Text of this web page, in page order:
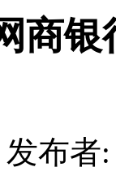
商
发布者